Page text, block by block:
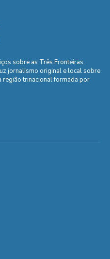
sobre as Três Fronteiras.
jornalismo original e local sobre
região trinacional formada por